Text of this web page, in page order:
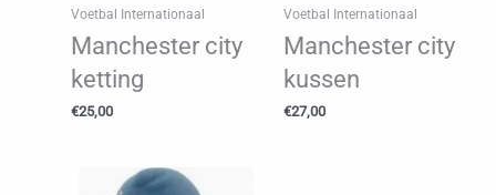
Voetbal Internationaal
Manchester city
ketting
€25,00
Voetbal Internationaal
Manchester city
kussen
€27,00